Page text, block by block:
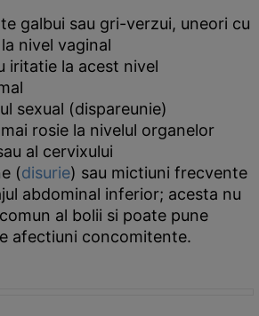
galbui sau gri-verzui, uneori cu
nivel vaginal
iritatie la acest nivel
sexual (dispareunie)
rosie la nivelul organelor
al cervixului
(disurie) sau mictiuni frecvente
abdominal inferior; acesta nu
al bolii si poate pune
afectiuni concomitente.